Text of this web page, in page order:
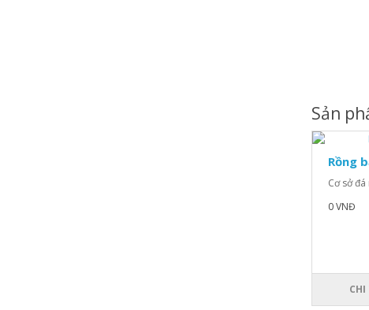
Sản
Rồng
Cơ sở đá
0 VNĐ
CHI